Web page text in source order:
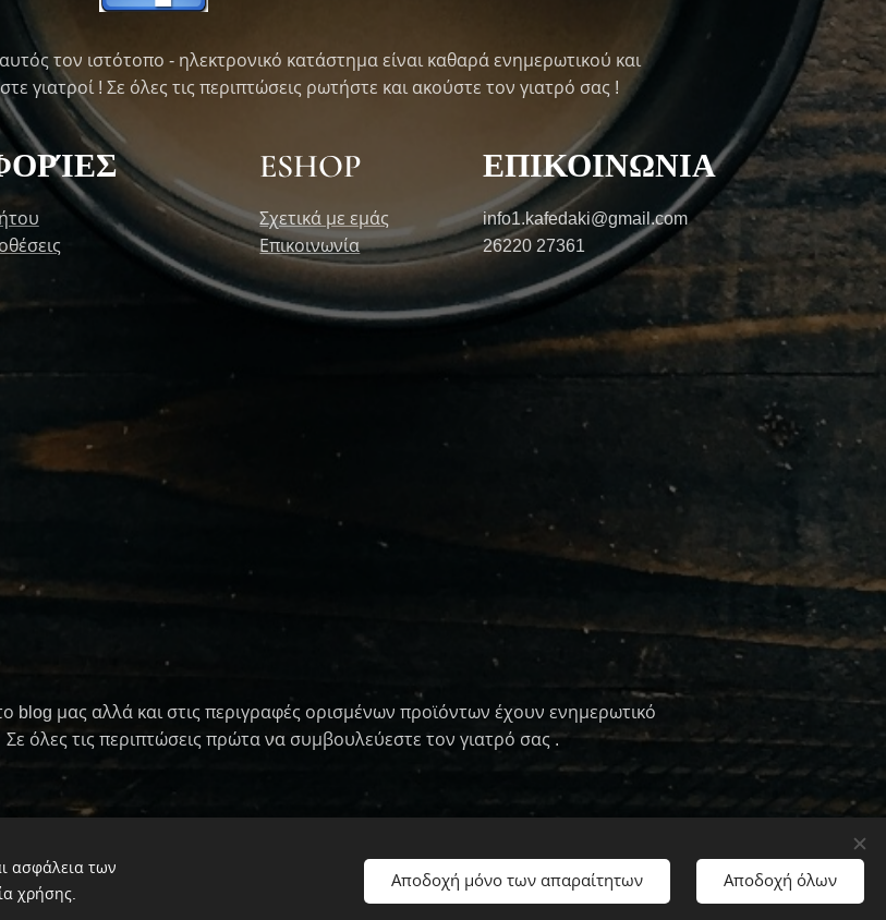
τον ιστότοπο - ηλεκτρονικό κατάστημα είναι καθαρά ενημερωτικού και
γιατροί ! Σε όλες τις περιπτώσεις ρωτήστε και ακούστε τον γιατρό σας !
ESHOP
Σχετικά με εμάς
Επικοινωνία
ΕΠΙΚΟΙΝΩΝΙΑ
info1.kafedaki@gmail.com
26220 27361
blog μας αλλά και στις περιγραφές ορισμένων προϊόντων έχουν ενημερωτικό
όλες τις περιπτώσεις πρώτα να συμβουλεύεστε τον γιατρό σας .
Καφεκοπτείο By Φαίη Μπουλμπασάκου
ασφάλεια των
χρήσης.
Αποδοχή μόνο των απαραίτητων Αποδοχή όλων